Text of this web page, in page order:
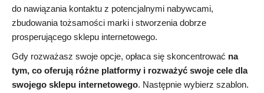
do nawiązania kontaktu z potencjalnymi nabywcami,
zbudowania tożsamości marki i stworzenia dobrze
prosperującego sklepu internetowego.
Gdy rozważasz swoje opcje, opłaca się skoncentrować na
tym, co oferują różne platformy i rozważyć swoje cele dla
swojego sklepu internetowego. Następnie wybierz szablon.